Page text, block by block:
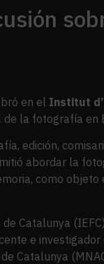
en el Institut
la fotografía en
edición,
abordar la
como
Catalunya
e
Catalunya